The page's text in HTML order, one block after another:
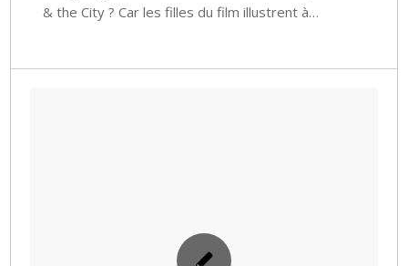
& the City ? Car les filles du film illustrent à…